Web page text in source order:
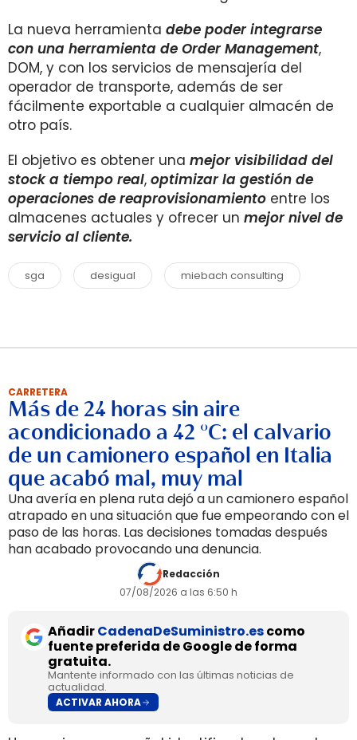
La nueva herramienta debe poder integrarse
con una herramienta de Order Management,
DOM, y con los servicios de mensajería del
operador de transporte, además de ser
fácilmente exportable a cualquier almacén de
otro país.
El objetivo es obtener una mejor visibilidad del
stock a tiempo real, optimizar la gestión de
operaciones de reaprovisionamiento entre los
almacenes actuales y ofrecer un mejor nivel de
servicio al cliente.
sga desigual miebach consulting
CARRETERA
Más de 24 horas sin aire
acondicionado a 42 °C: el calvario
de un camionero español en Italia
que acabó mal, muy mal
Una avería en plena ruta dejó a un camionero español
atrapado en una situación que fue empeorando con el
paso de las horas. Las decisiones tomadas después
han acabado provocando una denuncia.
Redacción
07/08/2026 a las 6:50 h
AñadirCadenaDeSuministro.escomo
fuente preferida de Google de forma
gratuita.
Mantente informado con las últimas noticias de
actualidad.
ACTIVAR AHORA